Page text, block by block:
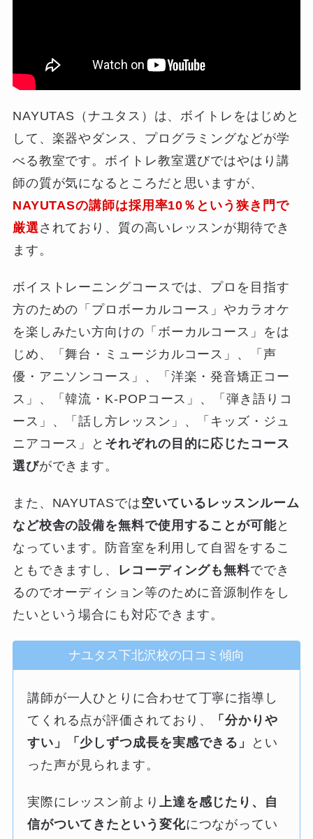
NAYUTAS（ナユタス）は、ボイトレをはじめと
して、楽器やダンス、プログラミングなどが学
べる教室です。ボイトレ教室選びではやはり講
師の質が気になるところだと思いますが、
NAYUTASの講師は採用率10％という狭き門で
厳選されており、質の高いレッスンが期待でき
ます。
ボイストレーニングコースでは、プロを目指す
方のための「プロボーカルコース」やカラオケ
を楽しみたい方向けの「ボーカルコース」をは
じめ、「舞台・ミュージカルコース」、「声
優・アニソンコース」、「洋楽・発音矯正コー
ス」、「韓流・K-POPコース」、「弾き語りコ
ース」、「話し方レッスン」、「キッズ・ジュ
ニアコース」と それぞれの目的に応じたコース
選びができます。
また、NAYUTASでは空いているレッスンルーム
など校舎の設備を無料で使用することが可能と
なっています。防音室を利用して自習をするこ
ともできますし、 レコーディングも無料ででき
るのでオーディション等のために音源制作をし
たいという場合にも対応できます。
ナユタス下北沢校の口コミ傾向
講師が一人ひとりに合わせて丁寧に指導し
てくれる点が評価されており、
「分かりや
すい」「少しずつ成長を実感できる」
とい
った声が見られます。
実際にレッスン前より 上達を感じたり、自
信がついてきたという変化につながってい